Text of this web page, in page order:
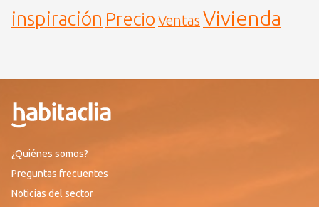
inspiración Precio Ventas Vivienda
¿Quiénes somos?
Preguntas frecuentes
Noticias del sector